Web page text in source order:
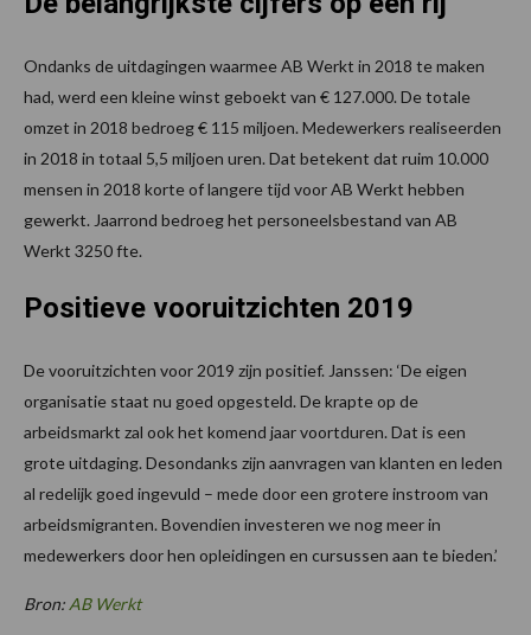
Ondanks de uitdagingen waarmee AB Werkt in 2018 te maken
had, werd een kleine winst geboekt van € 127.000. De totale
omzet in 2018 bedroeg € 115 miljoen. Medewerkers realiseerden
in 2018 in totaal 5,5 miljoen uren. Dat betekent dat ruim 10.000
mensen in 2018 korte of langere tijd voor AB Werkt hebben
gewerkt. Jaarrond bedroeg het personeelsbestand van AB
Werkt 3250 fte.
Positieve vooruitzichten 2019
De vooruitzichten voor 2019 zijn positief. Janssen: ‘De eigen
organisatie staat nu goed opgesteld. De krapte op de
arbeidsmarkt zal ook het komend jaar voortduren. Dat is een
grote uitdaging. Desondanks zijn aanvragen van klanten en leden
al redelijk goed ingevuld – mede door een grotere instroom van
arbeidsmigranten. Bovendien investeren we nog meer in
medewerkers door hen opleidingen en cursussen aan te bieden.’
Bron: AB Werkt